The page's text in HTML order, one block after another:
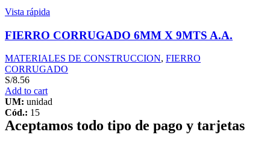
Vista rápida
FIERRO CORRUGADO 6MM X 9MTS A.A.
MATERIALES DE CONSTRUCCION, FIERRO
CORRUGADO
S/8.56
Add to cart
UM: unidad
Cód.: 15
Aceptamos todo tipo de pago y tarjetas